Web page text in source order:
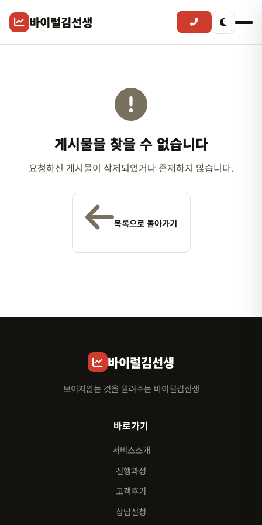
바이럴김선생
게시물을 찾을 수 없습니다
요청하신 게시물이 삭제되었거나 존재하지 않습니다.
목록으로 돌아가기
바이럴김선생
보이지않는 것을 알려주는 바이럴김선생
바로가기
서비스소개
진행과정
고객후기
상담신청